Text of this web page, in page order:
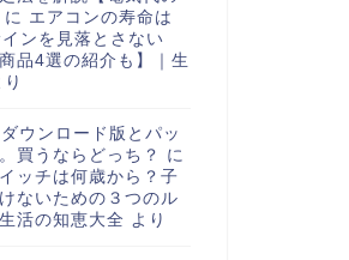
に エアコンの寿命は
ンを見落とさない
品4選の紹介も】｜生
り
ウンロード版とパッ
買うならどっち？
に
ッチは何歳から？子
ないための３つのル
活の知恵大全 より